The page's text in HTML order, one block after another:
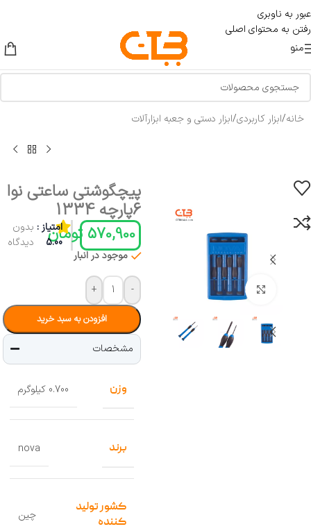
عبور به ناوبری
رفتن به محتوای اصلی
منو
خانه/ابزار کاربردی/ابزار دستی و جعبه ابزارآلات
بزرگنمایی تصویر
پیچگوشتی ساعتی نوا
6پارچه 1334
570,900 تومان
امتیاز :
5.00
بدون
دیدگاه
موجود در انبار
-
+
افزودن به سبد خرید
مشخصات
وزن 0.700 کیلوگرم
برند nova
کشور تولید
کننده
چین